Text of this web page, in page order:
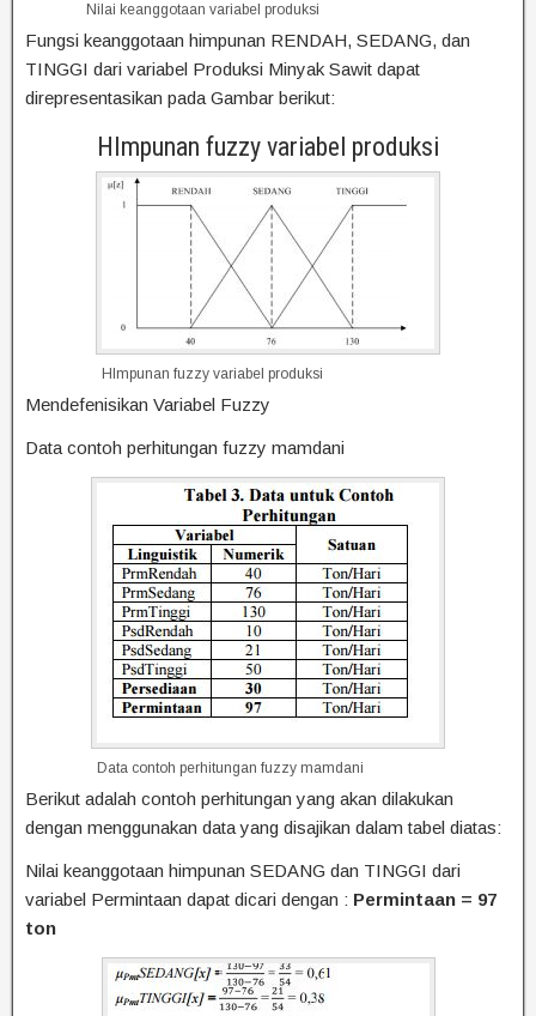
Nilai keanggotaan variabel produksi
Fungsi keanggotaan himpunan RENDAH, SEDANG, dan
TINGGI dari variabel Produksi Minyak Sawit dapat
direpresentasikan pada Gambar berikut:
HImpunan fuzzy variabel produksi
HImpunan fuzzy variabel produksi
Mendefenisikan Variabel Fuzzy
Data contoh perhitungan fuzzy mamdani
Data contoh perhitungan fuzzy mamdani
Berikut adalah contoh perhitungan yang akan dilakukan
dengan menggunakan data yang disajikan dalam tabel diatas:
Nilai keanggotaan himpunan SEDANG dan TINGGI dari
variabel Permintaan dapat dicari dengan : Permintaan = 97
ton